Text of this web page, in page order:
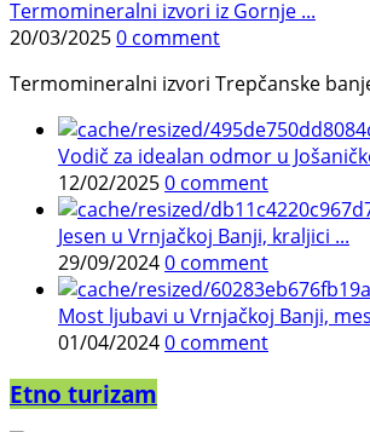
Termomineralni izvori iz Gornje ...
20/03/20250 comment
Termomineralni izvori Trepčanske
Vodič za idealan odmor u
12/02/20250 comment
Jesen u Vrnjačkoj Banji, kraljici ...
29/09/20240 comment
Most ljubavi u Vrnjačkoj Banji,
01/04/20240 comment
Etno turizam